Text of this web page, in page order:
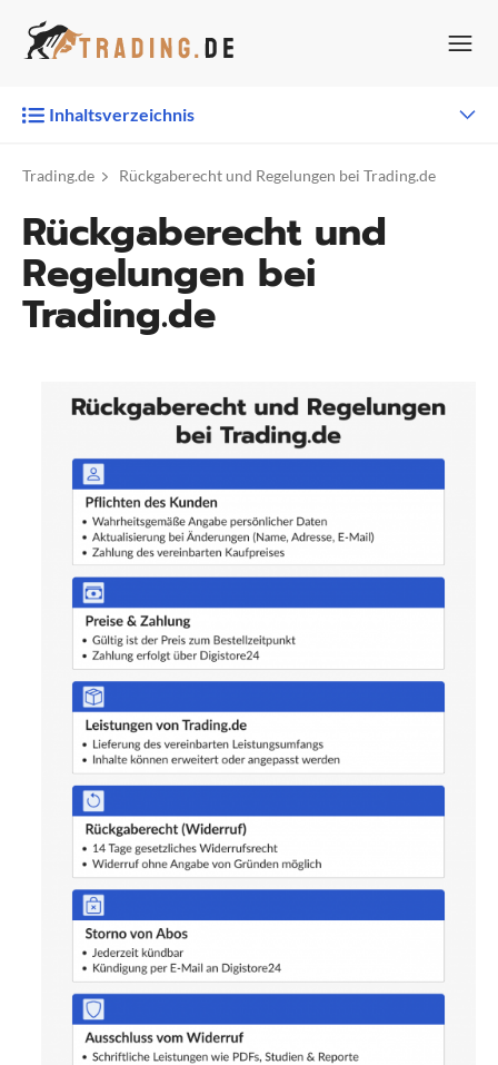
Inhalt
Inhaltsverzeichnis
Trading.de Rückgaberecht und Regelungen bei Trading.de
Rückgaberecht und
Regelungen bei
Trading.de